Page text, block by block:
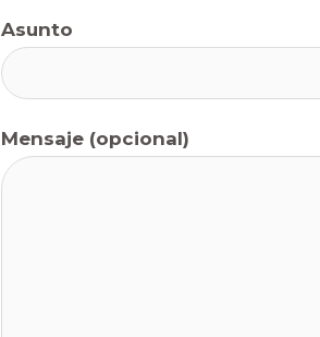
Asunto
Mensaje (opcional)